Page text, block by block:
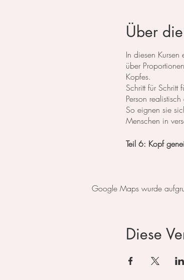
Über
In diesen
über
Kopfes.
Schritt für
Person
So eignen sie
Menschen in
Teil 6: Kopf
Google Maps wurde
Diese